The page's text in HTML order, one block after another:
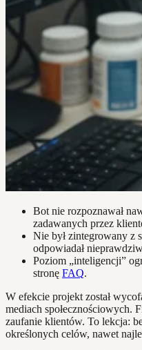
Bot nie rozpoznawał
zadawanych przez
Nie był zintegrowany z
odpowiadał
Poziom „inteligencji”
stronę FAQ.
W efekcie projekt został
mediach społecznościowych.
zaufanie klientów. To lekcja:
określonych celów, nawet